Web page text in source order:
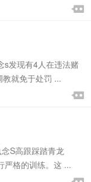


s发现有4人在违法赌
就免于处罚 ...


S高跟踩踏青龙
严格的训练。这 ...